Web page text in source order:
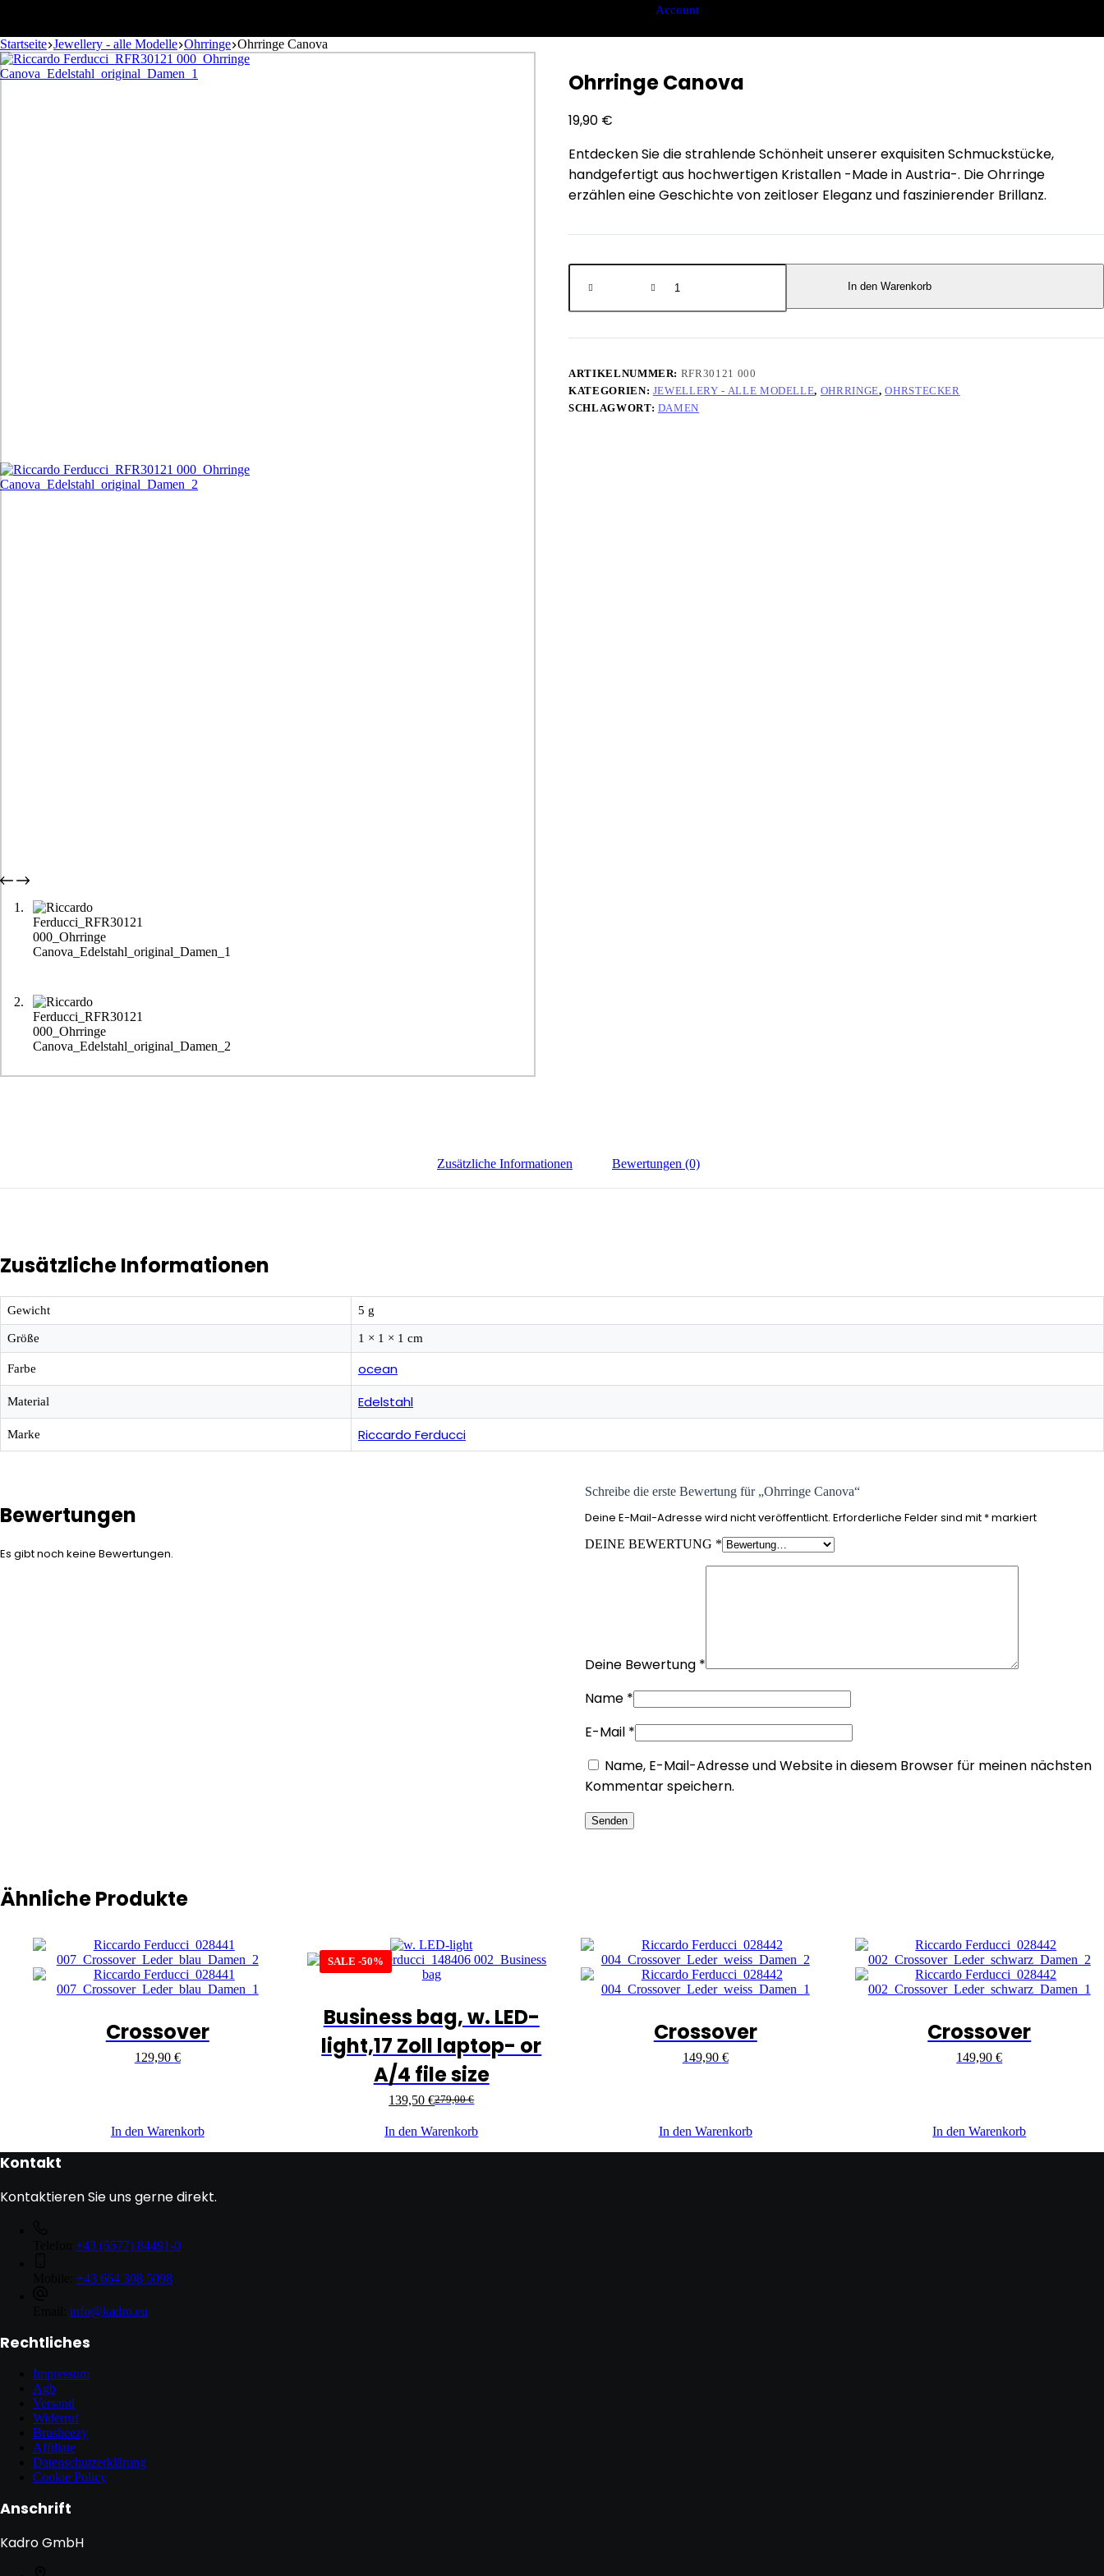
Account
Startseite Jewellery - alle Modelle Ohrringe Ohrringe Canova
Ohrringe Canova
19,90 €
Entdecken Sie die strahlende Schönheit unserer exquisiten Schmuckstücke,
handgefertigt aus hochwertigen Kristallen -Made in Austria-. Die Ohrringe
erzählen eine Geschichte von zeitloser Eleganz und faszinierender Brillanz.
In den Warenkorb
ARTIKELNUMMER: RFR30121 000
KATEGORIEN: JEWELLERY - ALLE MODELLE, OHRRINGE,OHRSTECKER
SCHLAGWORT: DAMEN
Zusätzliche Informationen Bewertungen (0)
Zusätzliche Informationen
Gewicht 5 g
Größe 1 × 1 × 1 cm
Farbe ocean
Material Edelstahl
Marke Riccardo Ferducci
Bewertungen
Es gibt noch keine Bewertungen.
Schreibe die erste Bewertung für „Ohrringe Canova“
Deine E-Mail-Adresse wird nicht veröffentlicht. Erforderliche Felder sind mit *markiert
DEINE BEWERTUNG *
Deine Bewertung *
Name *
E-Mail *
Name, E-Mail-Adresse und Website in diesem Browser für meinen nächsten
Kommentar speichern.
Senden
Ähnliche Produkte
Crossover
129,90 €
In den Warenkorb
SALE -50%
Business bag, w. LED-
light,17 Zoll laptop- or
A/4 file size
279,00€
139,50€
In den Warenkorb
Crossover
149,90 €
In den Warenkorb
Crossover
149,90€
In den Warenkorb
Kontakt
Kontaktieren Sie uns gerne direkt.
+43 (5577) 84491-0
+43 664 308 5098
info@kadro.eu
Rechtliches
Impressum
Agb
Versand
Widerruf
Brusheezy
Affiliate
Datenschutzerklärung
Cookie Policy
Anschrift
Kadro GmbH